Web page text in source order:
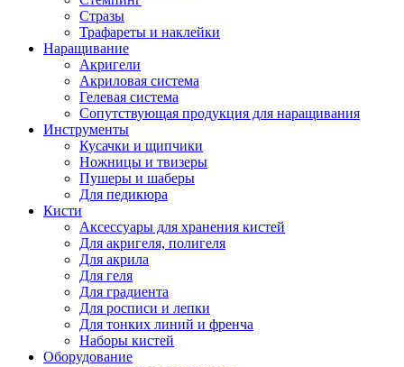
Стразы
Трафареты и наклейки
Наращивание
Акригели
Акриловая система
Гелевая система
Сопутствующая продукция для наращивания
Инструменты
Кусачки и щипчики
Ножницы и твизеры
Пушеры и шаберы
Для педикюра
Кисти
Аксессуары для хранения кистей
Для акригеля, полигеля
Для акрила
Для геля
Для градиента
Для росписи и лепки
Для тонких линий и френча
Наборы кистей
Оборудование